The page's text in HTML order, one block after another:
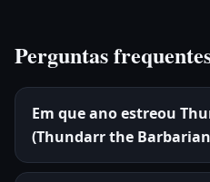
Perguntas
Em que ano estreou
(Thundarr the